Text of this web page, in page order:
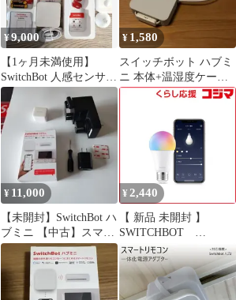
¥9,000
【1ヶ月未満使用】
SwitchBot 人感センサー
Pro + ハブミニ セット
¥ 1,580
スイッチボット ハブミ
ニ 本体+温湿度ケーブ
ル 収納ケース
¥ 11,000
【未開封】SwitchBot ハ
ブミニ 【中古】スマー
トロック本体【中古】
¥ 2,440
【 新品 未開封 】
SWITCHBOT
SwitchBot スマート電球
Switch Bot ホワイト
W1401400-GH 未使用
送料無料